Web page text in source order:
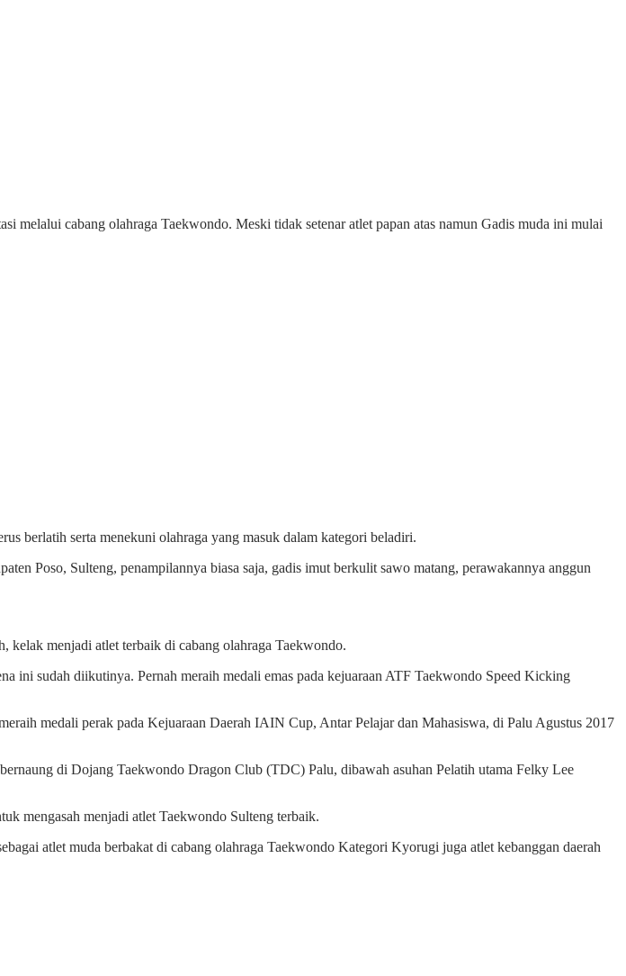
cabang olahraga Taekwondo. Meski tidak setenar atlet papan atas namun Gadis muda ini mulai
berlatih serta menekuni olahraga yang masuk dalam kategori beladiri.
Poso, Sulteng, penampilannya biasa saja, gadis imut berkulit sawo matang, perawakannya anggun
menjadi atlet terbaik di cabang olahraga Taekwondo.
ini sudah diikutinya. Pernah meraih medali emas pada kejuaraan ATF Taekwondo Speed Kicking
medali perak pada Kejuaraan Daerah IAIN Cup, Antar Pelajar dan Mahasiswa, di Palu Agustus 2017
di Dojang Taekwondo Dragon Club (TDC) Palu, dibawah asuhan Pelatih utama Felky Lee
mengasah menjadi atlet Taekwondo Sulteng terbaik.
atlet muda berbakat di cabang olahraga Taekwondo Kategori Kyorugi juga atlet kebanggan daerah